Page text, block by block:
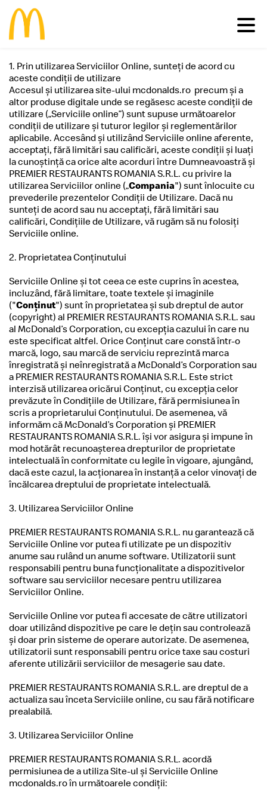
Meniu
Pui
Vită
Porc
Peşte
Cartofi
Băuturi
Vezi toate
produsele >
Deserturi
Salate
Micul Dejun
Gustări
Happy Meal®
Meniuri
Sosuri
McDelivery >
Familie
Happy Meal®
Comunitate
Impactul economic în România
Inițiative sustenabile
Casa Ronald McDonald® România
Grant my passion
Restaurante
Vino în echipa noastră
McCafé®
#cevabundestiut
1. Prin utilizarea Serviciilor Online, sunteţi de acord cu
aceste condiţii de utilizare
Accesul şi utilizarea site-ului mcdonalds.ro precum și a
altor produse digitale unde se regăsesc aceste condiții de
utilizare („Serviciile online”) sunt supuse următoarelor
condiţii de utilizare şi tuturor legilor şi reglementărilor
aplicabile. Accesând şi utilizând Serviciile online aferente,
acceptaţi, fără limitări sau calificări, aceste condiţii şi luaţi
la cunoştinţă ca orice alte acorduri între Dumneavoastră şi
PREMIER RESTAURANTS ROMANIA S.R.L. cu privire la
utilizarea Serviciilor online („Compania") sunt înlocuite cu
prevederile prezentelor Condiţii de Utilizare. Dacă nu
sunteţi de acord sau nu acceptaţi, fără limitări sau
calificări, Condiţiile de Utilizare, vă rugăm să nu folosiți
Serviciile online.
2. Proprietatea Conţinutului
Serviciile Online şi tot ceea ce este cuprins în acestea,
incluzând, fără limitare, toate textele şi imaginile
("Conţinut") sunt în proprietatea şi sub dreptul de autor
(copyright) al PREMIER RESTAURANTS ROMANIA S.R.L. sau
al McDonald’s Corporation, cu excepţia cazului în care nu
este specificat altfel. Orice Conţinut care constă într-o
marcă, logo, sau marcă de serviciu reprezintă marca
înregistrată şi neînregistrată a McDonald’s Corporation sau
a PREMIER RESTAURANTS ROMANIA S.R.L. Este strict
interzisă utilizarea oricărui Conţinut, cu excepţia celor
prevăzute în Condiţiile de Utilizare, fără permisiunea în
scris a proprietarului Conţinutului. De asemenea, vă
informăm că McDonald’s Corporation şi PREMIER
RESTAURANTS ROMANIA S.R.L. îşi vor asigura şi impune în
mod hotărât recunoaşterea drepturilor de proprietate
intelectuală în conformitate cu legile în vigoare, ajungând,
dacă este cazul, la acţionarea în instanţă a celor vinovaţi de
încălcarea dreptului de proprietate intelectuală.
3. Utilizarea Serviciilor Online
PREMIER RESTAURANTS ROMANIA S.R.L. nu garantează că
Serviciile Online vor putea fi utilizate pe un dispozitiv
anume sau rulând un anume software. Utilizatorii sunt
responsabili pentru buna funcționalitate a dispozitivelor
software sau serviciilor necesare pentru utilizarea
Serviciilor Online.
Serviciile Online vor putea fi accesate de către utilizatori
doar utilizând dispozitive pe care le dețin sau controlează
și doar prin sisteme de operare autorizate. De asemenea,
utilizatorii sunt responsabili pentru orice taxe sau costuri
aferente utilizării serviciilor de mesagerie sau date.
PREMIER RESTAURANTS ROMANIA S.R.L. are dreptul de a
actualiza sau înceta Serviciile online, cu sau fără notificare
prealabilă.
3. Utilizarea Serviciilor Online
PREMIER RESTAURANTS ROMANIA S.R.L. acordă
permisiunea de a utiliza Site-ul și Serviciile Online
mcdonalds.ro în următoarele condiţii: